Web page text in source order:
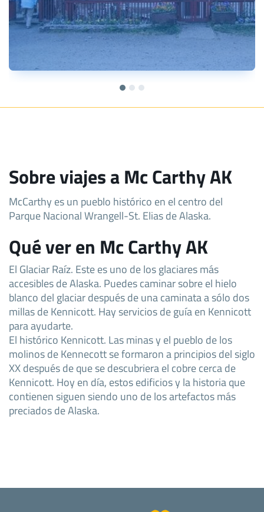
Sobre viajes a Mc Carthy AK
McCarthy es un pueblo histórico en el centro del
Parque Nacional Wrangell-St. Elias de Alaska.
Qué ver en Mc Carthy AK
El Glaciar Raíz. Este es uno de los glaciares más
accesibles de Alaska. Puedes caminar sobre el hielo
blanco del glaciar después de una caminata a sólo dos
millas de Kennicott. Hay servicios de guía en Kennicott
para ayudarte.
El histórico Kennicott. Las minas y el pueblo de los
molinos de Kennecott se formaron a principios del siglo
XX después de que se descubriera el cobre cerca de
Kennicott. Hoy en día, estos edificios y la historia que
contienen siguen siendo uno de los artefactos más
preciados de Alaska.